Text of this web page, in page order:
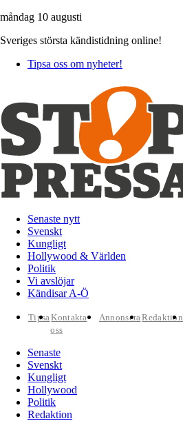
måndag 10 augusti
Sveriges största kändistidning online!
Tipsa oss om nyheter!
Senaste nytt
Svenskt
Kungligt
Hollywood & Världen
Politik
Vi avslöjar
Kändisar A-Ö
TipsaKontakta
oss
AnnonseraRedaktion
Senaste
Svenskt
Kungligt
Hollywood
Politik
Redaktion